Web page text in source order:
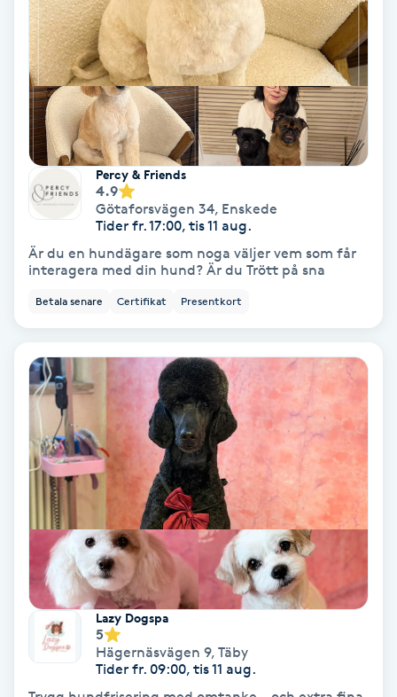
Piercing
Pigmentbehandling
Pigmentfläckar
Plastikkirurgi
PRX-T33
Psoriasis
Radiofrekvens
Rakning
Reflexologi
Percy & Friends
4.9
Götaforsvägen 34, Enskede
Tider fr. 17:00, tis 11 aug.
Är du en hundägare som noga väljer vem som får
interagera med din hund? Är du Trött på sna
Betala senare Certifikat Presentkort
Lazy Dogspa
5
Hägernäsvägen 9, Täby
Tider fr. 09:00, tis 11 aug.